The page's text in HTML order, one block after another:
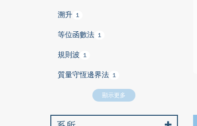
溯升 1
等位函數法 1
規則波 1
質量守恆邊界法 1
顯示更多